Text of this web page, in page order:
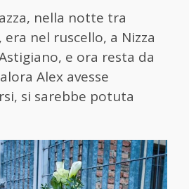
nella notte tra
nel ruscello, a Nizza
e ora resta da
Alex avesse
si sarebbe potuta